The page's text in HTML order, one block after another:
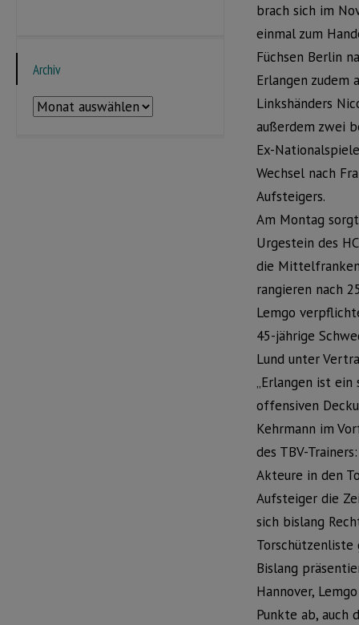
brach sich im
einmal zum
Füchsen Berlin
Erlangen zudem
Linkshänders
außerdem zwei
Ex-
Wechsel nach
Aufsteigers.
Am Montag
Urgestein des
die
rangieren nach
Lemgo
45-jährige
Lund unter
„Erlangen ist ein
offensiven
Kehrmann im
des TBV-
Akteure in den
Aufsteiger die
sich bislang
Bislang
Hannover,
Punkte ab, auch
Archiv
Archiv